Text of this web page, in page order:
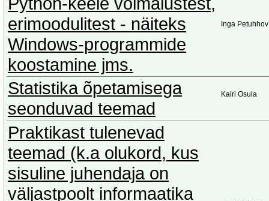
erimoodulitest - näiteks
Windows-programmide
koostamine jms.
Inga Petuhhov
Statistika õpetamisega
seonduvad teemad
Kairi Osula
Praktikast tulenevad
teemad (k.a olukord, kus
sisuline juhendaja on
väljastpoolt informaatika